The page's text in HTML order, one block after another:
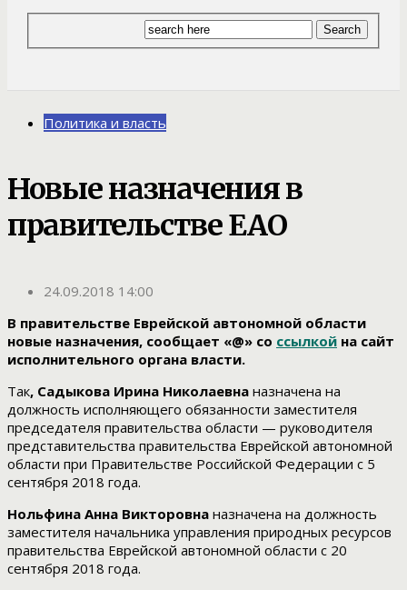
Политика и власть
Новые назначения в
правительстве ЕАО
24.09.2018 14:00
В правительстве Еврейской автономной области
новые назначения, сообщает «@» со ссылкой на сайт
исполнительного органа власти.
Так, Садыкова Ирина Николаевна назначена на
должность исполняющего обязанности заместителя
председателя правительства области — руководителя
представительства правительства Еврейской автономной
области при Правительстве Российской Федерации с 5
сентября 2018 года.
Нольфина Анна Викторовна назначена на должность
заместителя начальника управления природных ресурсов
правительства Еврейской автономной области с 20
сентября 2018 года.